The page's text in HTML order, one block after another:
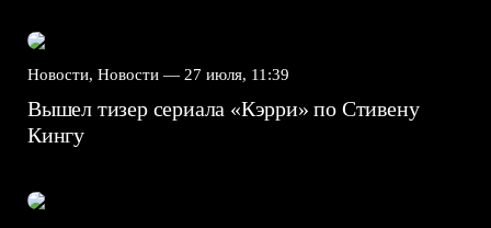
Новости, Новости — 27 июля, 11:39
Вышел тизер сериала «Кэрри» по Стивену
Кингу